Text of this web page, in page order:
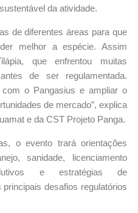
da atividade.
de diferentes áreas para que
melhor a espécie. Assim
que enfrentou muitas
de ser regulamentada.
o Pangasius e ampliar o
de mercado”, explica
e da CST Projeto Panga.
o evento trará orientações
sanidade, licenciamento
e estratégias de
desafios regulatórios